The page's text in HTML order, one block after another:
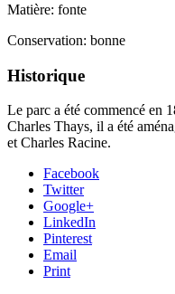
Matière: fonte
Conservation: bonne
Historique
Le parc a été commencé en
Charles Thays, il a été
et Charles Racine.
Facebook
Twitter
Google+
LinkedIn
Pinterest
Email
Print